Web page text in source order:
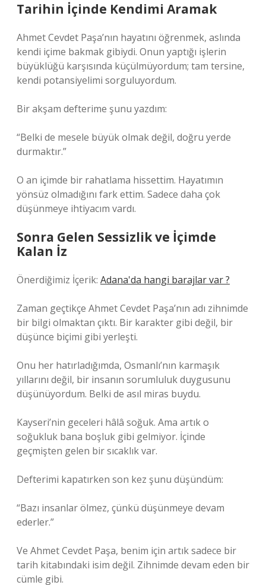
Tarihin İçinde Kendimi Aramak
Ahmet Cevdet Paşa’nın hayatını öğrenmek, aslında
kendi içime bakmak gibiydi. Onun yaptığı işlerin
büyüklüğü karşısında küçülmüyordum; tam tersine,
kendi potansiyelimi sorguluyordum.
Bir akşam defterime şunu yazdım:
“Belki de mesele büyük olmak değil, doğru yerde
durmaktır.”
O an içimde bir rahatlama hissettim. Hayatımın
yönsüz olmadığını fark ettim. Sadece daha çok
düşünmeye ihtiyacım vardı.
Sonra Gelen Sessizlik ve İçimde
Kalan İz
Önerdiğimiz İçerik: Adana'da hangi barajlar var ?
Zaman geçtikçe Ahmet Cevdet Paşa’nın adı zihnimde
bir bilgi olmaktan çıktı. Bir karakter gibi değil, bir
düşünce biçimi gibi yerleşti.
Onu her hatırladığımda, Osmanlı’nın karmaşık
yıllarını değil, bir insanın sorumluluk duygusunu
düşünüyordum. Belki de asıl miras buydu.
Kayseri’nin geceleri hâlâ soğuk. Ama artık o
soğukluk bana boşluk gibi gelmiyor. İçinde
geçmişten gelen bir sıcaklık var.
Defterimi kapatırken son kez şunu düşündüm:
“Bazı insanlar ölmez, çünkü düşünmeye devam
ederler.”
Ve Ahmet Cevdet Paşa, benim için artık sadece bir
tarih kitabındaki isim değil. Zihnimde devam eden bir
cümle gibi.